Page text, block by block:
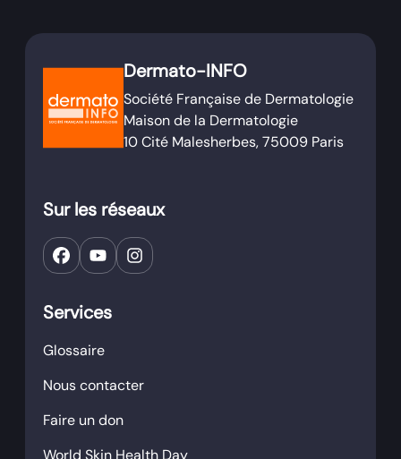
Dermato-INFO
Société Française de Dermatologie
Maison de la Dermatologie
10 Cité Malesherbes, 75009 Paris
Sur les réseaux
Services
Glossaire
Nous contacter
Faire un don
World Skin Health Day